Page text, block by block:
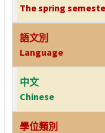
The spring
語文別
Language
中文
Chinese
學位類別